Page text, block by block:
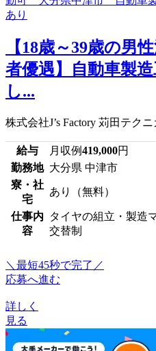
【18歳～39歳の男
者優遇】自動車製
し...
株式会社J’s Factory 苅田テク
給与 月収例419,000円
勤務地 大分県 中津市
寮・社
宅
あり（無料）
仕事内
容
タイヤの組立・製造
交替制
＼最短45秒で完了／
応募へ進む
詳しく
見る